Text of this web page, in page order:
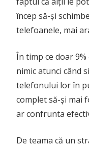
încep să-și
telefoanele, mai
În timp ce doar
nimic atunci când
telefonului lor în
complet să-și mai
ar confrunta
De teama că un